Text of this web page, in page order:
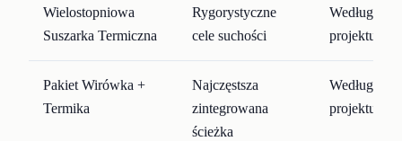
Wielostopniowa
Suszarka Termiczna
Rygorystyczne
cele suchości
Według
projektu
Pakiet Wirówka +
Termika
Najczęstsza
zintegrowana
ścieżka
Według
projektu